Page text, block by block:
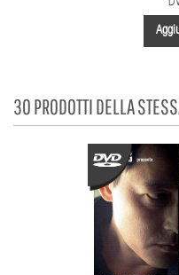
30 PRODOTTI DELLA